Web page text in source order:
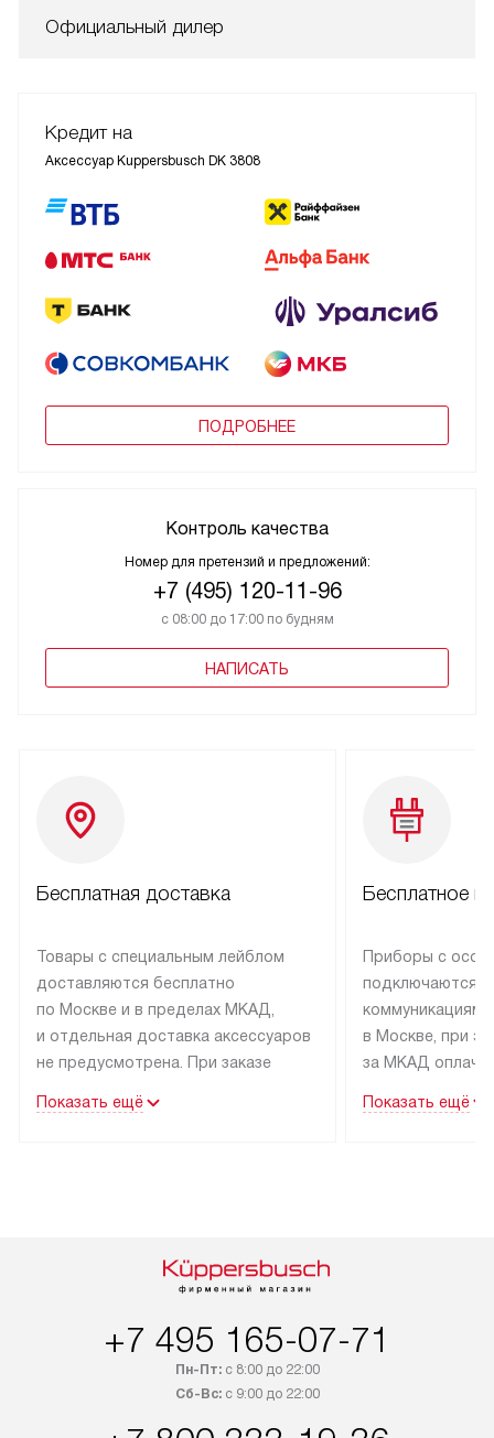
Официальный дилер
Кредит на
Аксессуар Kuppersbusch DK 3808
ПОДРОБНЕЕ
Контроль качества
Номер для претензий и предложений:
+7 (495) 120-11-96
с 08:00 до 17:00 по будням
НАПИСАТЬ
Бесплатная доставка
Товары с специальным лейблом
доставляются бесплатно
по Москве и в пределах МКАД,
и отдельная доставка аксессуаров
не предусмотрена. При заказе
рекомендуем обсудить
интересен товар «Под заказ»,
приобретения с менеджером сайта.
Товары с специальным лейблом
доставляются бесплатно
и отдельная доставка аксессуаров
Показать ещё
Бесплатное
Приборы с
подключаются к
коммуникациям
в Москве, при
за МКАД
партнера
гарантию 1 год
работы и
и регулярное
Показать ещё
+7 495 165-07-71
Пн-Пт:с 8:00 до 22:00
Сб-Вс:с 9:00 до 22:00